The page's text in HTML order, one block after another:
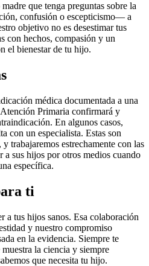
que tenga preguntas sobre la
confusión o escepticismo— a
objetivo no es desestimar tus
con hechos, compasión y un
el bienestar de tu hijo.
médica documentada a una
Primaria confirmará y
En algunos casos,
con un especialista. Estas son
trabajaremos estrechamente con las
a sus hijos por otros medios cuando
específica.
ti
a tus hijos sanos. Esa colaboración
y nuestro compromiso
en la evidencia. Siempre te
la ciencia y siempre
que necesita tu hijo.